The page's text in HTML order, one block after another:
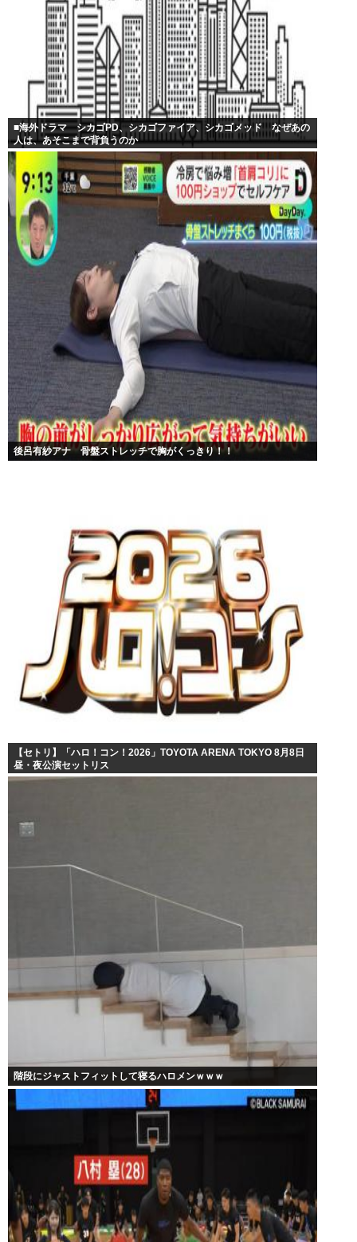
■海外ドラマ シカゴPD、シカゴファイア、シカゴメッド なぜあの
人は、あそこまで背負うのか
後呂有紗アナ 骨盤ストレッチで胸がくっきり！！
【セトリ】「ハロ！コン！2026」TOYOTA ARENA TOKYO 8月8日
昼・夜公演セットリス
階段にジャストフィットして寝るハロメンｗｗｗ